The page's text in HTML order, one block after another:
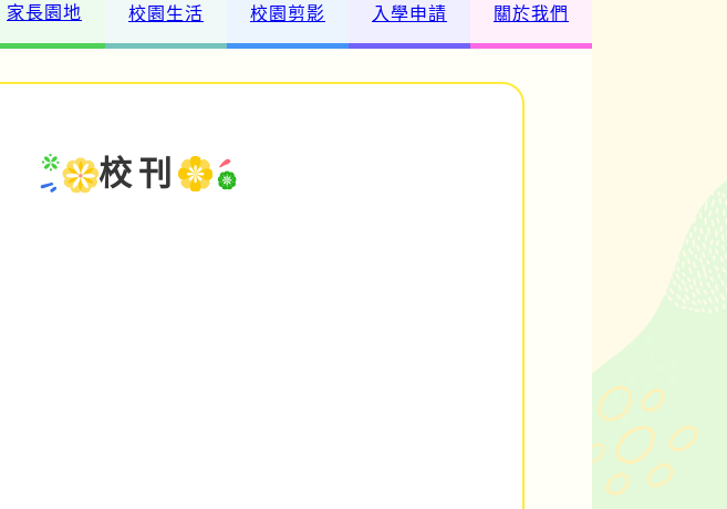
家長園地 校園生活 校園剪影 入學申請 關於我們
校刊